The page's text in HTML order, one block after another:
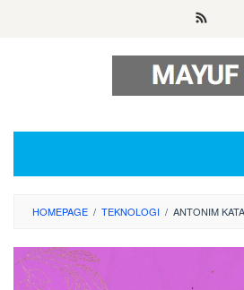
HOMEPAGE / TEKNOLOGI / ANTONIM